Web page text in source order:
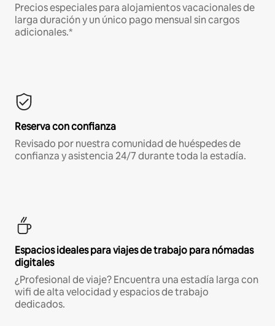
Precios especiales para alojamientos vacacionales de
larga duración y un único pago mensual sin cargos
adicionales.*
Reserva con confianza
Revisado por nuestra comunidad de huéspedes de
confianza y asistencia 24/7 durante toda la estadía.
Espacios ideales para viajes de trabajo para nómadas
digitales
¿Profesional de viaje? Encuentra una estadía larga con
wifi de alta velocidad y espacios de trabajo
dedicados.